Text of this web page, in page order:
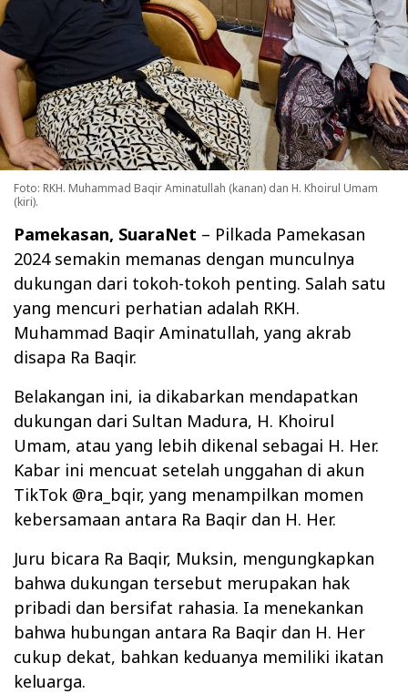
Foto: RKH. Muhammad Baqir Aminatullah (kanan) dan H. Khoirul Umam
(kiri).
Pamekasan, SuaraNet – Pilkada Pamekasan
2024 semakin memanas dengan munculnya
dukungan dari tokoh-tokoh penting. Salah satu
yang mencuri perhatian adalah RKH.
Muhammad Baqir Aminatullah, yang akrab
disapa Ra Baqir.
Belakangan ini, ia dikabarkan mendapatkan
dukungan dari Sultan Madura, H. Khoirul
Umam, atau yang lebih dikenal sebagai H. Her.
Kabar ini mencuat setelah unggahan di akun
TikTok @ra_bqir, yang menampilkan momen
kebersamaan antara Ra Baqir dan H. Her.
Juru bicara Ra Baqir, Muksin, mengungkapkan
bahwa dukungan tersebut merupakan hak
pribadi dan bersifat rahasia. Ia menekankan
bahwa hubungan antara Ra Baqir dan H. Her
cukup dekat, bahkan keduanya memiliki ikatan
keluarga.